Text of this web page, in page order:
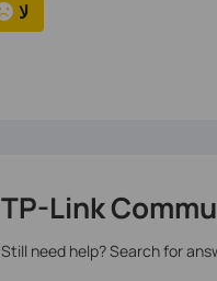
لا
TP-Link
Still need help? Search for